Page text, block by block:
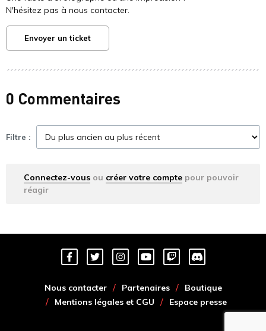
N'hésitez pas à nous contacter.
Envoyer un ticket
0 Commentaires
Filtre :
Connectez-vous ou créer votre compte pour pouvoir
réagir
Nous contacter Partenaires
Boutique
Mentions légales et CGU
Espace presse